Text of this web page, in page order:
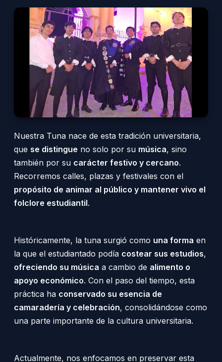
Nuestra Tuna nace de esta tradición universitaria,
que se distingue no solo por su música, sino
también por su carácter festivo y cercano.
Recorremos calles, plazas y festivales con el
propósito de animar al público y mantener vivo el
folclore estudiantil.
Históricamente, la tuna surgió como una forma en
la que el estudiantado podía costear sus estudios,
ofreciendo su música a cambio de alimento o
apoyo económico. Con el paso del tiempo, esta
práctica ha conservado su esencia de
camaradería y celebración, consolidándose como
una parte importante de la cultura universitaria.
Actualmente, nos enfocamos en preservar esta